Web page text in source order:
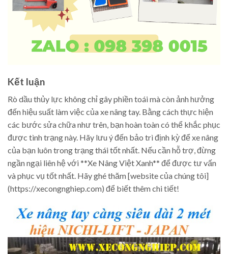
Kết luận
Rò dầu thủy lực không chỉ gây phiền toái mà còn ảnh hưởng
đến hiệu suất làm việc của xe nâng tay. Bằng cách thực hiện
các bước sửa chữa như trên, bạn hoàn toàn có thể khắc phục
được tình trạng này. Hãy lưu ý đến bảo trì định kỳ để xe nâng
của bạn luôn trong trạng thái tốt nhất. Nếu cần hỗ trợ, đừng
ngần ngại liên hệ với **Xe Nâng Việt Xanh** để được tư vấn
và phục vụ tốt nhất. Hãy ghé thăm [website của chúng tôi]
(https://xecongnghiep.com) để biết thêm chi tiết!